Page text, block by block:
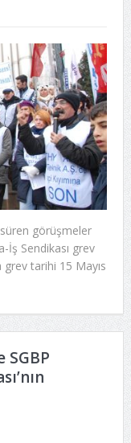
süren görüşmeler
İş Sendikası grev
grev tarihi 15 Mayıs